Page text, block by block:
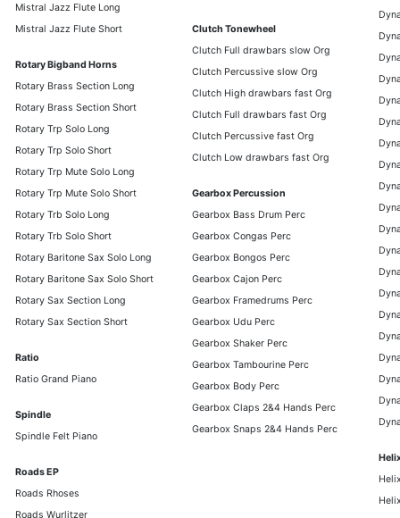
Mistral Jazz Flute Long
Mistral Jazz Flute Short
Rotary Bigband Horns
Rotary Brass Section Long
Rotary Brass Section Short
Rotary Trp Solo Long
Rotary Trp Solo Short
Rotary Trp Mute Solo Long
Rotary Trp Mute Solo Short
Rotary Trb Solo Long
Rotary Trb Solo Short
Rotary Baritone Sax Solo Long
Rotary Baritone Sax Solo Short
Rotary Sax Section Long
Rotary Sax Section Short
Ratio
Ratio Grand Piano
Spindle
Spindle Felt Piano
Roads EP
Roads Rhoses
Roads Wurlitzer
Clutch Tonewheel
Clutch Full drawbars slow Org
Clutch Percussive slow Org
Clutch High drawbars fast Org
Clutch Full drawbars fast Org
Clutch Percussive fast Org
Clutch Low drawbars fast Org
Gearbox Percussion
Gearbox Bass Drum Perc
Gearbox Congas Perc
Gearbox Bongos Perc
Gearbox Cajon Perc
Gearbox Framedrums Perc
Gearbox Udu Perc
Gearbox Shaker Perc
Gearbox Tambourine Perc
Gearbox Body Perc
Gearbox Claps 2&4 Hands Perc
Gearbox Snaps 2&4 Hands Perc